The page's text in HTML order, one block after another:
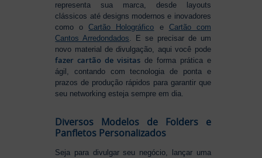
representa sua marca, desde layouts
clássicos até designs modernos e inovadores
como oCartão Holográfico e Cartão com
Cantos Arredondados. E se precisar de um
novo material de divulgação, aqui você pode
fazer cartão de visitas de forma prática e
ágil, contando com tecnologia de ponta e
prazos de produção rápidos para garantir que
seu networking esteja sempre em dia.
Diversos Modelos de Folders e
Panfletos Personalizados
Seja para divulgar seu negócio, lançar uma